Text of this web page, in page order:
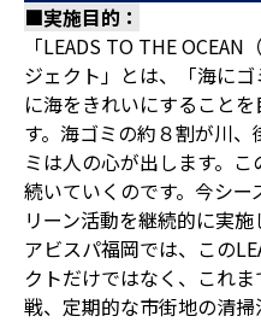
■実施目的：
「LEADS TO THE
ジェクト」とは、「海に
に海をきれいにすること
す。海ゴミの約８割が川
ミは人の心が出します。
続いていくのです。今シ
リーン活動を継続的に実施
アビスパ福岡では、この
クトだけではなく、これ
戦、定期的な市街地の清